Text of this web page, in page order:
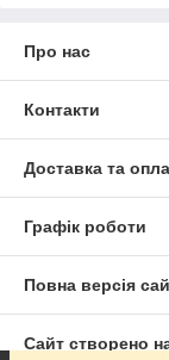
Про нас
Контакти
Доставка та
Графік роботи
Повна версія
Сайт створено